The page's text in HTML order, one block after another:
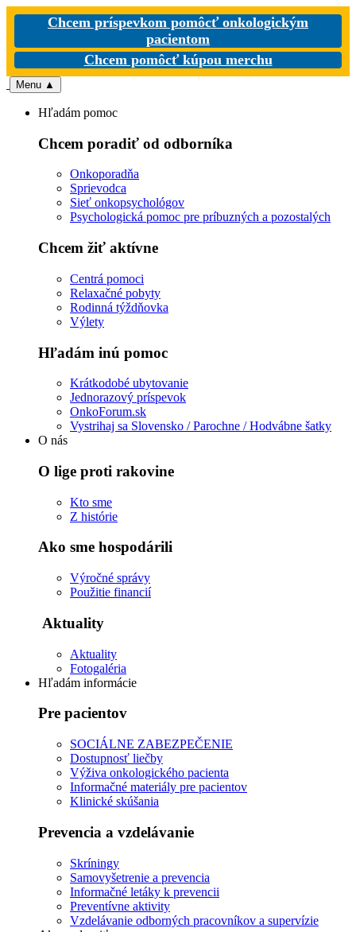
Chcem príspevkom pomôcť onkologickým
pacientom
Chcem pomôcť kúpou merchu
Menu ▲
Hľadám pomoc
Chcem poradiť od odborníka
Onkoporadňa
Sprievodca
Sieť onkopsychológov
Psychologická pomoc pre príbuzných a pozostalých
Chcem žiť aktívne
Centrá pomoci
Relaxačné pobyty
Rodinná týždňovka
Výlety
Hľadám inú pomoc
Krátkodobé ubytovanie
Jednorazový príspevok
OnkoForum.sk
Vystrihaj sa Slovensko / Parochne / Hodvábne šatky
O nás
O lige proti rakovine
Kto sme
Z histórie
Ako sme hospodárili
Výročné správy
Použitie financií
Aktuality
Aktuality
Fotogaléria
Hľadám informácie
Pre pacientov
SOCIÁLNE ZABEZPEČENIE
Dostupnosť liečby
Výživa onkologického pacienta
Informačné materiály pre pacientov
Klinické skúšania
Prevencia a vzdelávanie
Skríningy
Samovyšetrenie a prevencia
Informačné letáky k prevencii
Preventívne aktivity
Vzdelávanie odborných pracovníkov a supervízie